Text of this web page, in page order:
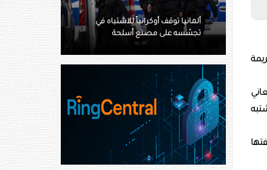
توقف أوكرانياً للاشتباه في
على مصنع أسلحة
سوريا تعيد فتح مطار دير الزور
الدولي بعد توقف 14 عاما